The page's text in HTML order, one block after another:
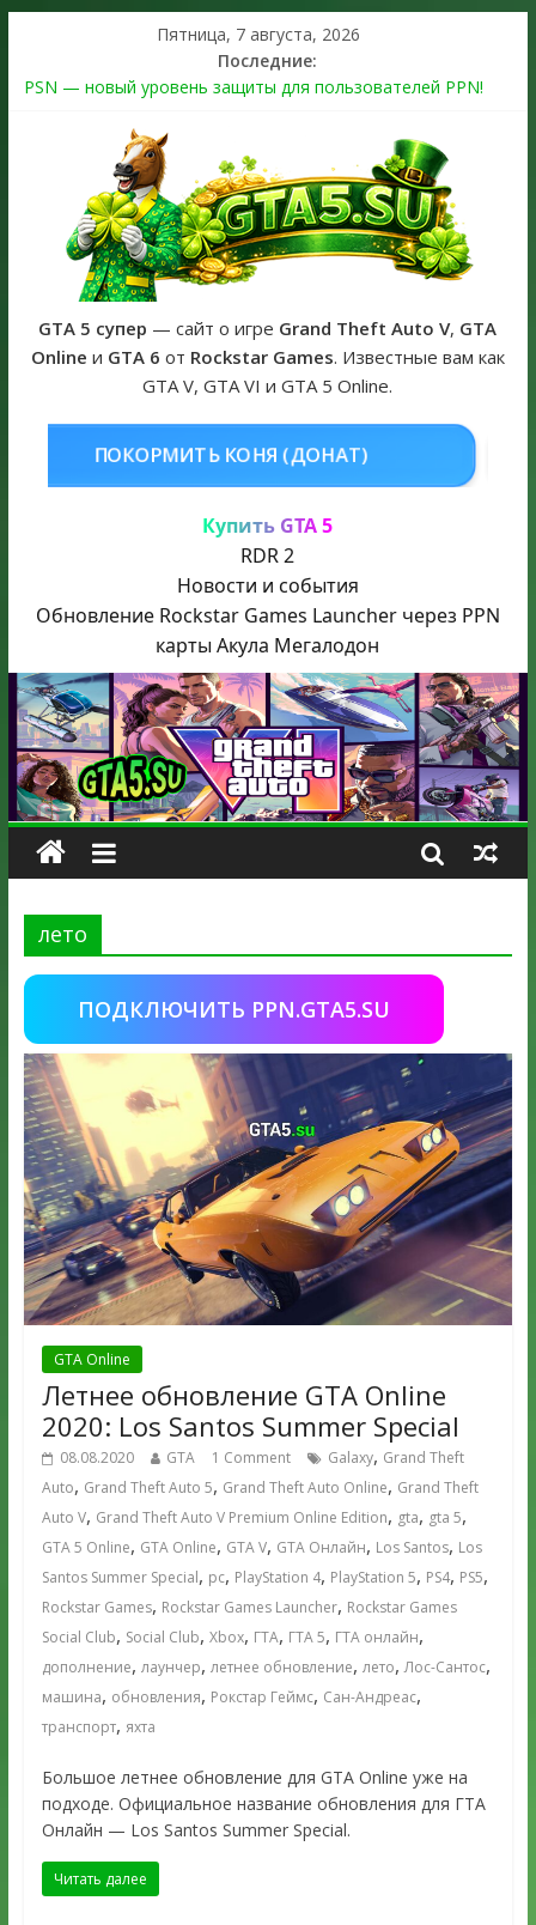
Пятница, 7 августа, 2026
Последние:
PSN — новый уровень защиты для пользователей PPN!
The Kortz Center Heist выйдет в GTA Online уже 14 июля
Регистрация в Rockstar Games Social Club ошибка #1.500.7:
как зарегистрировать аккаунт и войти без проблем в 2026
Получайте особые награды в GTA Online по программе
Fine Art Collector
GTA 6 официальная обложка игры и Предзаказ Grand Theft
Auto VI
GTA 5 супер — сайт о игре Grand Theft Auto V, GTA
Online и GTA 6 от Rockstar Games. Известные вам как
GTA V, GTA VI и GTA 5 Online.
(ДОНАТ) КУПИТЬ GTA 5
Купить GTA 5
RDR 2
Новости и события
Обновление Rockstar Games Launcher через PPN
карты Акула Мегалодон
лето
ПОДКЛЮЧИТЬ PPN.GTA5.SU
GTA Online
Летнее обновление GTA Online
2020: Los Santos Summer Special
08.08.2020 GTA 1 Comment Galaxy, Grand Theft
Auto, Grand Theft Auto 5, Grand Theft Auto Online, Grand Theft
Auto V, Grand Theft Auto V Premium Online Edition, gta, gta 5,
GTA 5 Online, GTA Online, GTA V, GTA Онлайн, Los Santos, Los
Santos Summer Special, pc, PlayStation 4, PlayStation 5, PS4, PS5,
Rockstar Games, Rockstar Games Launcher, Rockstar Games
Social Club, Social Club, Xbox, ГТА, ГТА 5, ГТА онлайн,
дополнение, лаунчер, летнее обновление, лето,Лос-Сантос,
машина, обновления, Рокстар Геймс, Сан-Андреас,
транспорт, яхта
Большое летнее обновление для GTA Online уже на
подходе. Официальное название обновления для ГТА
Онлайн — Los Santos Summer Special.
Читать далее